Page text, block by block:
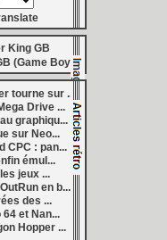
sa copie
ans
Grounds
rentrée 2026
[
GK] Mémoire cash - Retour sur Hybrid Heaven, l'étrange exclusivité Konami de la Nintendo 64
[
GK] Nouvelle grève à Quantic Dream (Detroit : Become Human) contre les 115 licenciements
[
GK] Mafia The Old Country : l'extension « Homme d'honneur » se dévoile avant sa sortie
sortie
[
GK] C'est officiel, Electronic Arts devient la propriété de l'Arabie saoudite et quitte le marché boursier
(Game Boy)
tourne sur ...
Drive ...
graphiqu...
sur Neo...
CPC : pan...
émul...
jeux ...
en b...
des ...
et Nan...
Hopper ...